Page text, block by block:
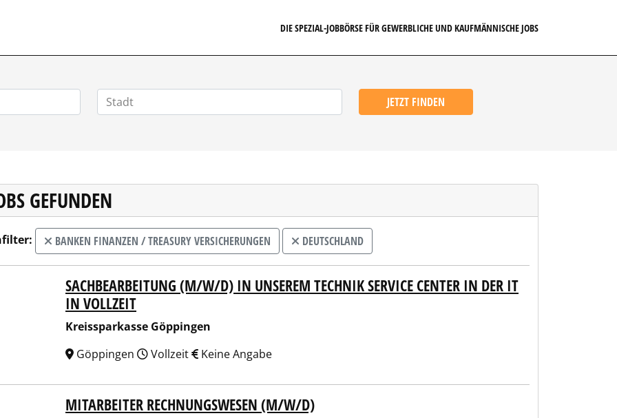
DIE SPEZIAL-JOBBÖRSE FÜR GEWERBLICHE UND KAUFMÄNNISCHE JOBS
JETZT FINDEN
GEFUNDEN
BANKEN FINANZEN / TREASURY VERSICHERUNGEN DEUTSCHLAND
Göppingen
SACHBEARBEITUNG (M/W/D) IN UNSEREM TECHNIK SERVICE CENTER IN DER IT
IN VOLLZEIT
Kreissparkasse Göppingen
Göppingen
Vollzeit Keine Angabe
Liegenschafts- und Baubetreuung (Landesbetrieb LBB)
MITARBEITER RECHNUNGSWESEN (M/W/D)